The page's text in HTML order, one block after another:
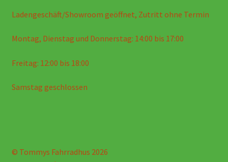
Ladengeschäft/Showroom geöffnet, Zutritt ohne Termin
Montag, Dienstag und Donnerstag: 14:00 bis 17:00
Freitag: 12:00 bis 18:00
Samstag geschlossen
© Tommys Fahrradhus 2026